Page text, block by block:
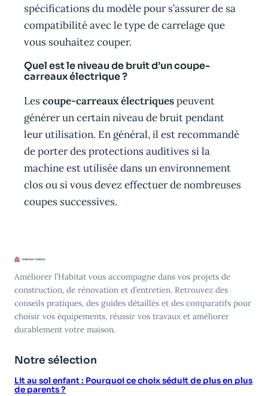
spécifications du modèle pour s’assurer de sa
compatibilité avec le type de carrelage que
vous souhaitez couper.
Quel est le niveau de bruit d’un coupe-
carreaux électrique ?
Lescoupe-carreaux électriquespeuvent
générer un certain niveau de bruit pendant
leur utilisation. En général, il est recommandé
de porter des protections auditives si la
machine est utilisée dans un environnement
clos ou si vous devez effectuer de nombreuses
coupes successives.
Améliorer l’Habitat vous accompagne dans vos projets de
construction, de rénovation et d’entretien. Retrouvez des
conseils pratiques, des guides détaillés et des comparatifs pour
choisir vos équipements, réussir vos travaux et améliorer
durablement votre maison.
Notre sélection
Lit au sol enfant : Pourquoi ce choix séduit de plus en plus
de parents ?